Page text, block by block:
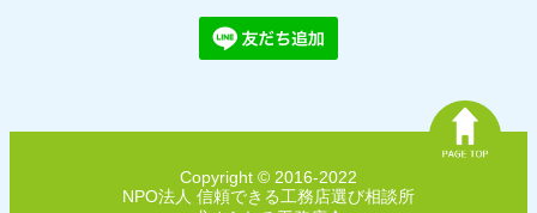
Copyright © 2016-2022
NPO法人 信頼できる工務店選び相談所